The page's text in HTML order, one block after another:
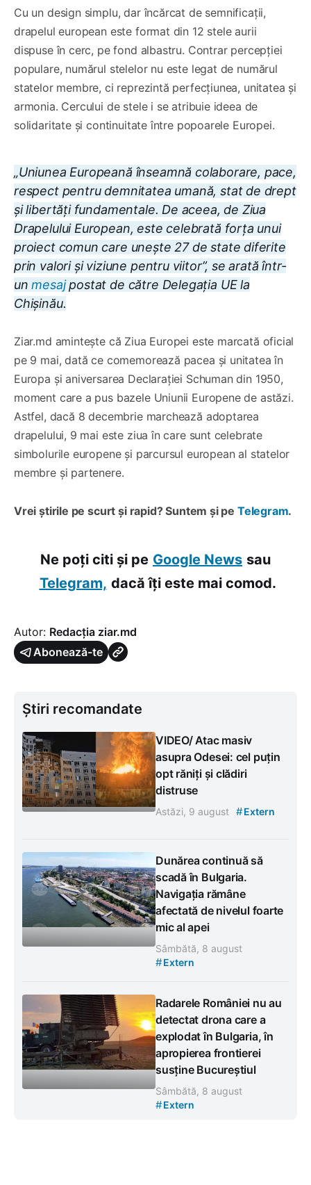
Cu un design simplu, dar încărcat de semnificații,
drapelul european este format din 12 stele aurii
dispuse în cerc, pe fond albastru. Contrar percepției
populare, numărul stelelor nu este legat de numărul
statelor membre, ci reprezintă perfecțiunea, unitatea și
armonia. Cercului de stele i se atribuie ideea de
solidaritate și continuitate între popoarele Europei.
„Uniunea Europeană înseamnă colaborare, pace,
respect pentru demnitatea umană, stat de drept
și libertăți fundamentale. De aceea, de Ziua
Drapelului European, este celebrată forța unui
proiect comun care unește 27 de state diferite
prin valori și viziune pentru viitor”, se arată într-
unmesajpostat de către Delegația UE la
Chișinău.
Ziar.md amintește că Ziua Europei este marcată oficial
pe 9 mai, dată ce comemorează pacea și unitatea în
Europa și aniversarea Declarației Schuman din 1950,
moment care a pus bazele Uniunii Europene de astăzi.
Astfel, dacă 8 decembrie marchează adoptarea
drapelului, 9 mai este ziua în care sunt celebrate
simbolurile europene și parcursul european al statelor
membre și partenere.
Vrei știrile pe scurt și rapid? Suntem și pe Telegram.
Ne poți citi și pe Google News sau
Telegram, dacă îți este mai comod.
Autor: Redacția ziar.md
Abonează-te
Știri recomandate
VIDEO/ Atac masiv
asupra Odesei: cel puțin
opt răniți și clădiri
distruse
Astăzi, 9 august #Extern
Dunărea continuă să
scadă în Bulgaria.
Navigația rămâne
afectată de nivelul foarte
mic al apei
Sâmbătă, 8 august
#Extern
Radarele României nu au
detectat drona care a
explodat în Bulgaria, în
apropierea frontierei
susține Bucureștiul
Sâmbătă, 8 august
#Extern